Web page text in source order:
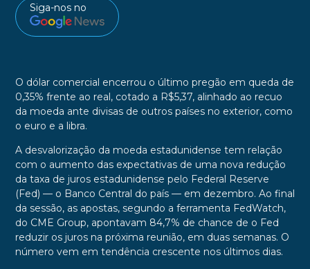
Siga-nos no
O dólar comercial encerrou o último pregão em queda de
0,35% frente ao real, cotado a R$5,37, alinhado ao recuo
da moeda ante divisas de outros países no exterior, como
o euro e a libra.
A desvalorização da moeda estadunidense tem relação
com o aumento das expectativas de uma nova redução
da taxa de juros estadunidense pelo Federal Reserve
(Fed) — o Banco Central do país — em dezembro. Ao final
da sessão, as apostas, segundo a ferramenta FedWatch,
do CME Group, apontavam 84,7% de chance de o Fed
reduzir os juros na próxima reunião, em duas semanas. O
número vem em tendência crescente nos últimos dias.